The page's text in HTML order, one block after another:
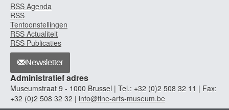
RSS Agenda
RSS
Tentoonstellingen
RSS Actualiteit
RSS Publicaties
Newsletter
Administratief adres
Museumstraat 9 - 1000 Brussel | Tel.: +32 (0)2 508 32 11 | Fax:
+32 (0)2 508 32 32 | info@fine-arts-museum.be